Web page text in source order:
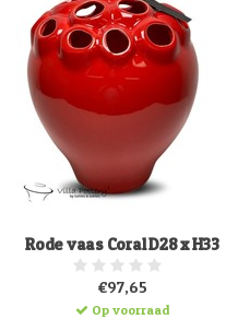
Rode vaas Coral D28 x H33
€97,65
Op voorraad